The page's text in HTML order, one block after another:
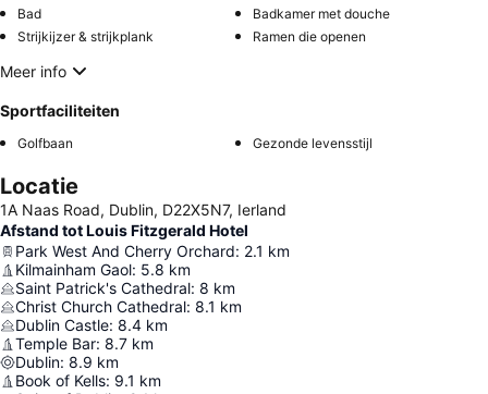
Bad
Badkamer met douche
Strijkijzer & strijkplank
Ramen die openen
Meer info
Sportfaciliteiten
Golfbaan Gezonde levensstijl
Locatie
1A Naas Road, Dublin, D22X5N7, Ierland
Afstand tot Louis Fitzgerald Hotel
Park West And Cherry Orchard: 2.1 km
Kilmainham Gaol: 5.8 km
Saint Patrick's Cathedral: 8 km
Christ Church Cathedral: 8.1 km
Dublin Castle: 8.4 km
Temple Bar: 8.7 km
Dublin: 8.9 km
Book of Kells: 9.1 km